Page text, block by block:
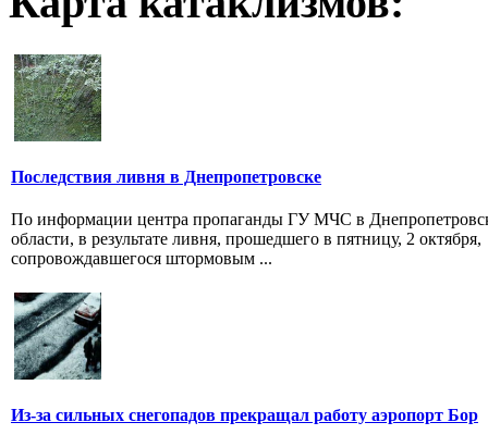
Последствия ливня в Днепропетровске
По информации центра пропаганды ГУ МЧС в
области, в результате ливня, прошедшего в пятницу, 2 октября,
сопровождавшегося штормовым ...
Из-за сильных снегопадов прекращал работу аэропорт Бор